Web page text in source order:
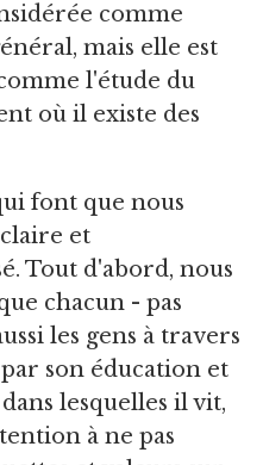
comme
mais elle est
l'étude du
où il existe des
font que nous
et
Tout d'abord, nous
chacun - pas
les gens à travers
son éducation et
lesquelles il vit,
à ne pas